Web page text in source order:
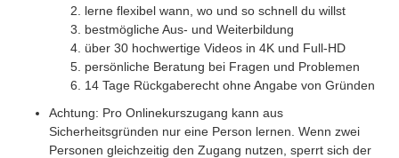
lerne flexibel wann, wo und so schnell du willst
bestmögliche Aus- und Weiterbildung
über 30 hochwertige Videos in 4K und Full-HD
persönliche Beratung bei Fragen und Problemen
14 Tage Rückgaberecht ohne Angabe von Gründen
Achtung: Pro Onlinekurszugang kann aus
Sicherheitsgründen nur eine Person lernen. Wenn zwei
Personen gleichzeitig den Zugang nutzen, sperrt sich der